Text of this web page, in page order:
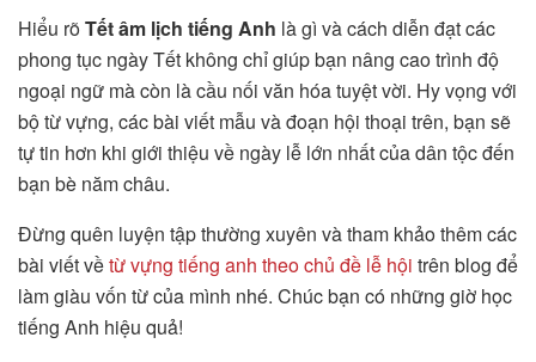
Hiểu rõTết âm lịch tiếng Anh là gì và cách diễn đạt các
phong tục ngày Tết không chỉ giúp bạn nâng cao trình độ
ngoại ngữ mà còn là cầu nối văn hóa tuyệt vời. Hy vọng với
bộ từ vựng, các bài viết mẫu và đoạn hội thoại trên, bạn sẽ
tự tin hơn khi giới thiệu về ngày lễ lớn nhất của dân tộc đến
bạn bè năm châu.
Đừng quên luyện tập thường xuyên và tham khảo thêm các
bài viết vềtừ vựng tiếng anh theo chủ đề lễ hội trên blog để
làm giàu vốn từ của mình nhé. Chúc bạn có những giờ học
tiếng Anh hiệu quả!